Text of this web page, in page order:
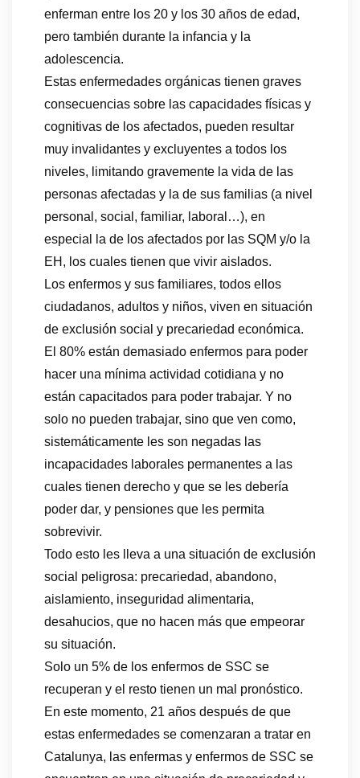
enferman entre los 20 y los 30 años de edad,
pero también durante la infancia y la
adolescencia.
Estas enfermedades orgánicas tienen graves
consecuencias sobre las capacidades físicas y
cognitivas de los afectados, pueden resultar
muy invalidantes y excluyentes a todos los
niveles, limitando gravemente la vida de las
personas afectadas y la de sus familias (a nivel
personal, social, familiar, laboral…), en
especial la de los afectados por las SQM y/o la
EH, los cuales tienen que vivir aislados.
Los enfermos y sus familiares, todos ellos
ciudadanos, adultos y niños, viven en situación
de exclusión social y precariedad económica.
El 80% están demasiado enfermos para poder
hacer una mínima actividad cotidiana y no
están capacitados para poder trabajar. Y no
solo no pueden trabajar, sino que ven como,
sistemáticamente les son negadas las
incapacidades laborales permanentes a las
cuales tienen derecho y que se les debería
poder dar, y pensiones que les permita
sobrevivir.
Todo esto les lleva a una situación de exclusión
social peligrosa: precariedad, abandono,
aislamiento, inseguridad alimentaria,
desahucios, que no hacen más que empeorar
su situación.
Solo un 5% de los enfermos de SSC se
recuperan y el resto tienen un mal pronóstico.
En este momento, 21 años después de que
estas enfermedades se comenzaran a tratar en
Catalunya, las enfermas y enfermos de SSC se